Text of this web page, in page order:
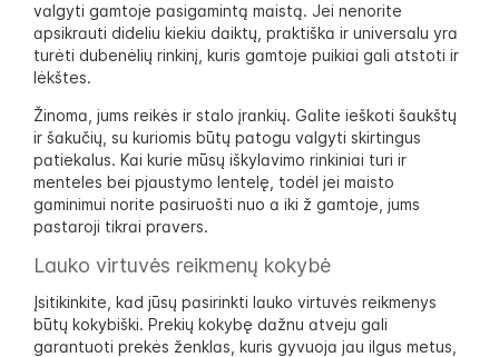
valgyti gamtoje pasigamintą maistą. Jei nenorite
apsikrauti dideliu kiekiu daiktų, praktiška ir universalu yra
turėti dubenėlių rinkinį, kuris gamtoje puikiai gali atstoti ir
lėkštes.
Žinoma, jums reikės ir stalo įrankių. Galite ieškoti šaukštų
ir šakučių, su kuriomis būtų patogu valgyti skirtingus
patiekalus. Kai kurie mūsų iškylavimo rinkiniai turi ir
menteles bei pjaustymo lentelę, todėl jei maisto
gaminimui norite pasiruošti nuo a iki ž gamtoje, jums
pastaroji tikrai pravers.
Lauko virtuvės reikmenų kokybė
Įsitikinkite, kad jūsų pasirinkti lauko virtuvės reikmenys
būtų kokybiški. Prekių kokybę dažnu atveju gali
garantuoti prekės ženklas, kuris gyvuoja jau ilgus metus,